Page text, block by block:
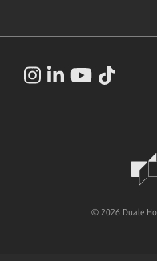
© 2026 Duale